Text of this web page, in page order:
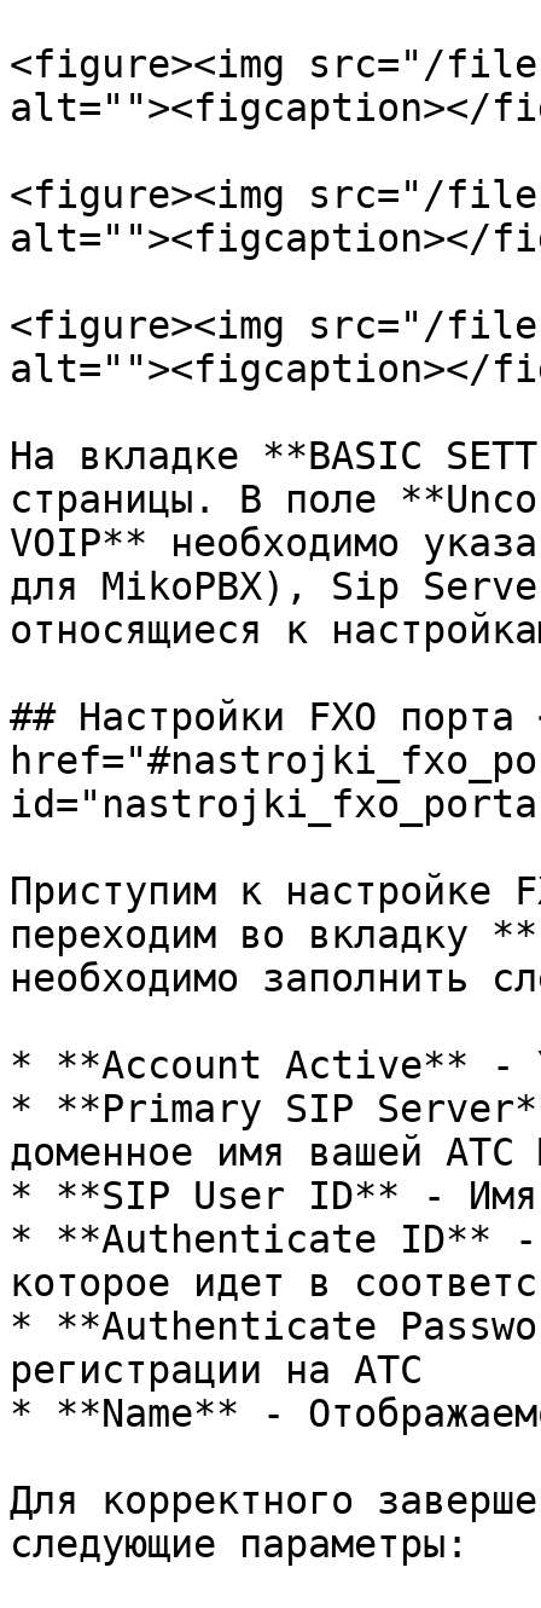
<figure><img src="/
alt=""><figcaption></
<figure><img src="/files/
alt=""><figcaption></
<figure><img src="/files/
alt=""><figcaption></
На вкладке **BASIC
страницы. В поле
VOIP** необходимо
для MikoPBX), Sip
относящиеся к
## Настройки FXO порта
Приступим к настройке
переходим во вкладку
необходимо заполнить
* **Account Active** -
* **Primary SIP
доменное имя вашей АТС
* **SIP User ID** - Имя
* **Authenticate ID** -
которое идет в
* **Authenticate
регистрации на АТС
* **Name** -
Для корректного
следующие параметры: